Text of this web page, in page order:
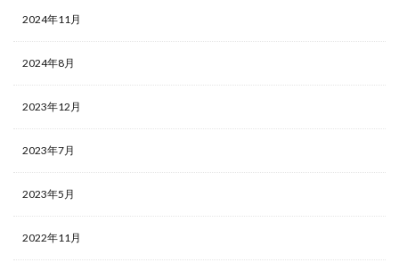
2024年11月
2024年8月
2023年12月
2023年7月
2023年5月
2022年11月